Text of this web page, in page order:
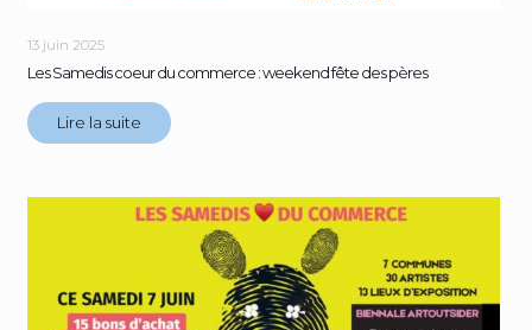
13 juin 2025
Les Samedis coeur du commerce : weekend fête des pères
Lire la suite